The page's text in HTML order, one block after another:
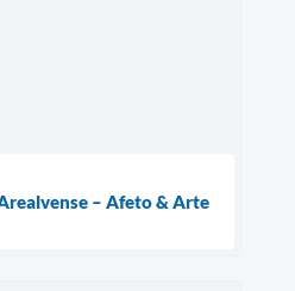
– Afeto & Arte